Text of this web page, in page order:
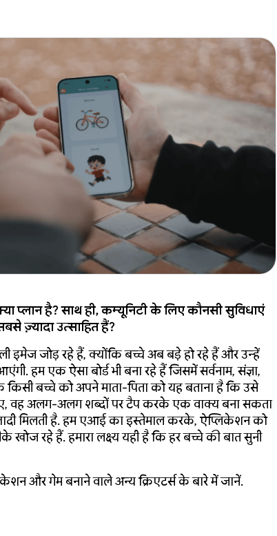
प्लान है? साथ ही, कम्यूनिटी के लिए कौनसी सुविधाएं
ज़्यादा उत्साहित हैं?
जोड़ रहे हैं, क्योंकि बच्चे अब बड़े हो रहे हैं और उन्हें
हम एक ऐसा बोर्ड भी बना रहे हैं जिसमें सर्वनाम, संज्ञा,
किसी बच्चे को अपने माता-पिता को यह बताना है कि उसे
वह अलग-अलग शब्दों पर टैप करके एक वाक्य बना सकता
मिलती है. हम एआई का इस्तेमाल करके, ऐप्लिकेशन को
खोज रहे हैं. हमारा लक्ष्य यही है कि हर बच्चे की बात सुनी
और गेम बनाने वाले अन्य क्रिएटर्स के बारे में जानें.